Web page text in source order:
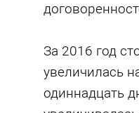
За 2016 год
увеличилась
одиннадцать